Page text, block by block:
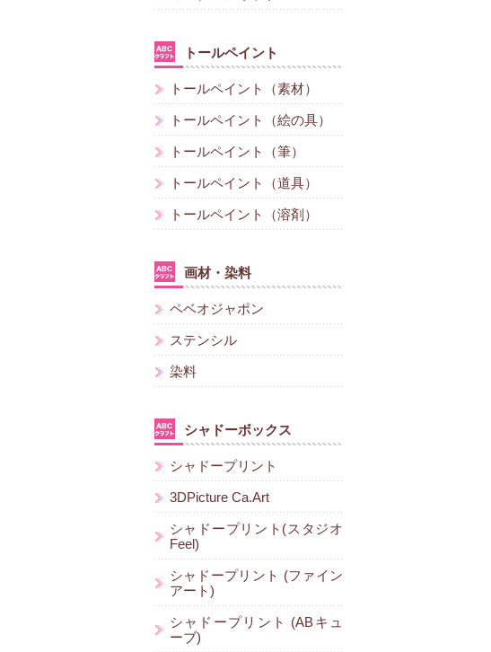
トールペイント
トールペイント（素材）
トールペイント（絵の具）
トールペイント（筆）
トールペイント（道具）
トールペイント（溶剤）
画材・染料
ペベオジャポン
ステンシル
染料
シャドーボックス
シャドープリント
3DPicture Ca.Art
シャドープリント(スタジオ
Feel)
シャドープリント (ファイン
アート)
シャドープリント (ABキュ
ーブ)